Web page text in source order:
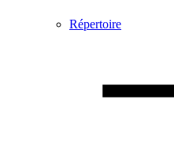
Répertoire